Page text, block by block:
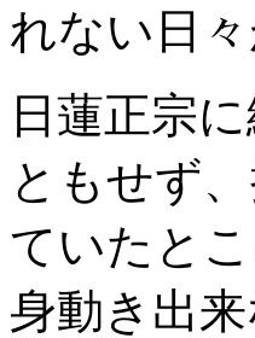
れない日
日蓮正宗
ともせず
ていたと
身動き出